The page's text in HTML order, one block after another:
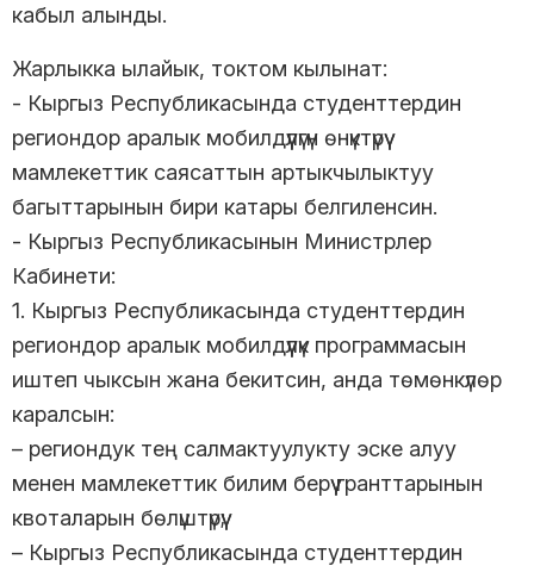
кабыл алынды.
Жарлыкка ылайык, токтом кылынат:
- Кыргыз Республикасында студенттердин
региондор аралык мобилдүүлүгүн өнүктүрүү
мамлекеттик саясаттын артыкчылыктуу
багыттарынын бири катары белгиленсин.
- Кыргыз Республикасынын Министрлер
Кабинети:
1. Кыргыз Республикасында студенттердин
региондор аралык мобилдүүлүк программасын
иштеп чыксын жана бекитсин, анда төмөнкүлөр
каралсын:
– региондук тең салмактуулукту эске алуу
менен мамлекеттик билим берүү гранттарынын
квоталарын бөлүштүрүү;
– Кыргыз Республикасында студенттердин